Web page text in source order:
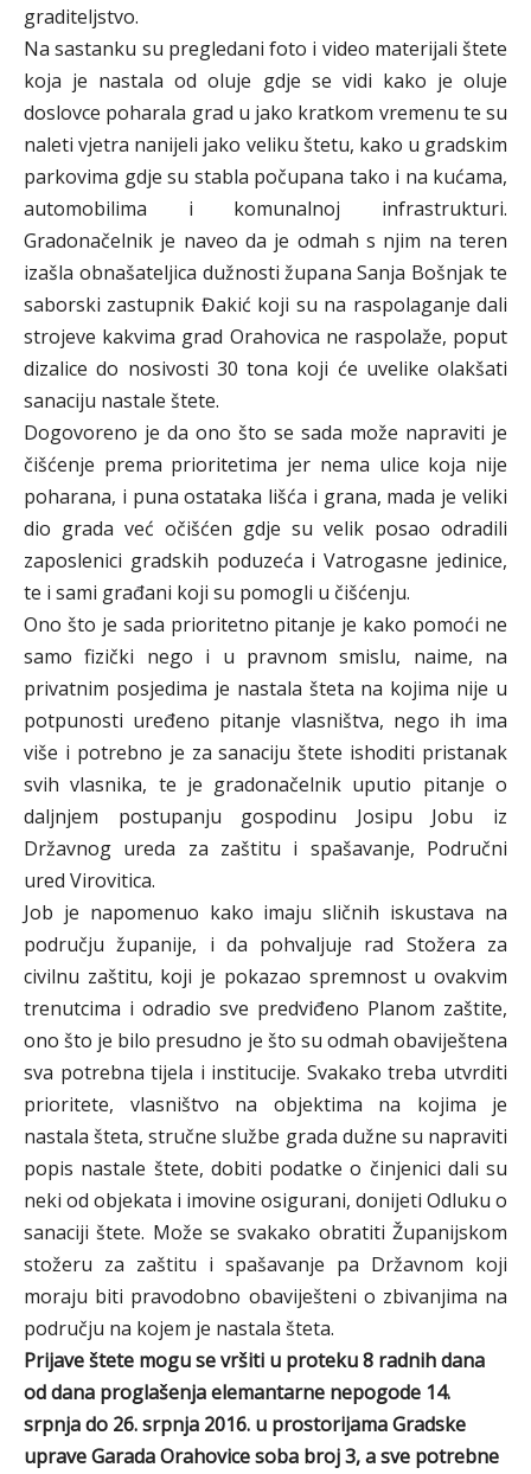
graditeljstvo.
Na sastanku su pregledani foto i video materijali štete
koja je nastala od oluje gdje se vidi kako je oluje
doslovce poharala grad u jako kratkom vremenu te su
naleti vjetra nanijeli jako veliku štetu, kako u gradskim
parkovima gdje su stabla počupana tako i na kućama,
automobilima i komunalnoj infrastrukturi.
Gradonačelnik je naveo da je odmah s njim na teren
izašla obnašateljica dužnosti župana Sanja Bošnjak te
saborski zastupnik Đakić koji su na raspolaganje dali
strojeve kakvima grad Orahovica ne raspolaže, poput
dizalice do nosivosti 30 tona koji će uvelike olakšati
sanaciju nastale štete.
Dogovoreno je da ono što se sada može napraviti je
čišćenje prema prioritetima jer nema ulice koja nije
poharana, i puna ostataka lišća i grana, mada je veliki
dio grada već očišćen gdje su velik posao odradili
zaposlenici gradskih poduzeća i Vatrogasne jedinice,
te i sami građani koji su pomogli u čišćenju.
Ono što je sada prioritetno pitanje je kako pomoći ne
samo fizički nego i u pravnom smislu, naime, na
privatnim posjedima je nastala šteta na kojima nije u
potpunosti uređeno pitanje vlasništva, nego ih ima
više i potrebno je za sanaciju štete ishoditi pristanak
svih vlasnika, te je gradonačelnik uputio pitanje o
daljnjem postupanju gospodinu Josipu Jobu iz
Državnog ureda za zaštitu i spašavanje, Područni
ured Virovitica.
Job je napomenuo kako imaju sličnih iskustava na
području županije, i da pohvaljuje rad Stožera za
civilnu zaštitu, koji je pokazao spremnost u ovakvim
trenutcima i odradio sve predviđeno Planom zaštite,
ono što je bilo presudno je što su odmah obaviještena
sva potrebna tijela i institucije. Svakako treba utvrditi
prioritete, vlasništvo na objektima na kojima je
nastala šteta, stručne službe grada dužne su napraviti
popis nastale štete, dobiti podatke o činjenici dali su
neki od objekata i imovine osigurani, donijeti Odluku o
sanaciji štete. Može se svakako obratiti Županijskom
stožeru za zaštitu i spašavanje pa Državnom koji
moraju biti pravodobno obaviješteni o zbivanjima na
području na kojem je nastala šteta.
Prijave štete mogu se vršiti u proteku 8 radnih dana
od dana proglašenja elemantarne nepogode 14.
srpnja do 26. srpnja 2016. u prostorijama Gradske
uprave Garada Orahovice soba broj 3, a sve potrebne